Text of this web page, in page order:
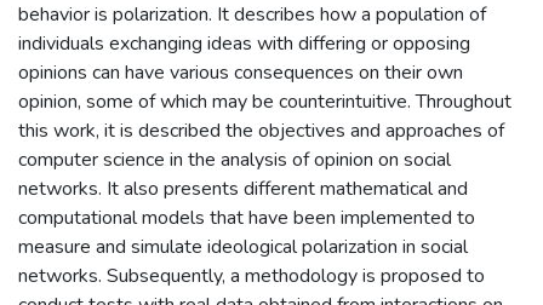
behavior is polarization. It describes how a population of
individuals exchanging ideas with differing or opposing
opinions can have various consequences on their own
opinion, some of which may be counterintuitive. Throughout
this work, it is described the objectives and approaches of
computer science in the analysis of opinion on social
networks. It also presents different mathematical and
computational models that have been implemented to
measure and simulate ideological polarization in social
networks. Subsequently, a methodology is proposed to